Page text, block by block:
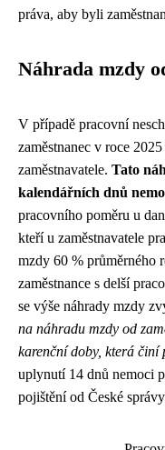
práva, aby byli
Náhrada mzdy
V případě pracovní
zaměstnanec v roce
zaměstnavatele. Tato
kalendářních dnů
pracovního poměru u
kteří u zaměstnavatele
mzdy 60 % průměrného
zaměstnance s delší
se výše náhrady mzdy
na náhradu mzdy od
karenční doby, která činí
uplynutí 14 dnů nemoci
pojištění od České